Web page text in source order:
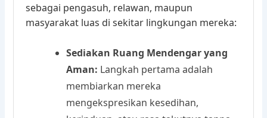
sebagai pengasuh, relawan, maupun
masyarakat luas di sekitar lingkungan mereka:
Sediakan Ruang Mendengar yang
Aman: Langkah pertama adalah
membiarkan mereka
mengekspresikan kesedihan,